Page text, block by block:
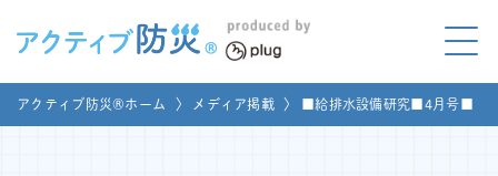
アクティブ防災とは?
アクティブ防災®ホーム 〉 メディア掲載 〉 ■給排水設備研究■4月号■